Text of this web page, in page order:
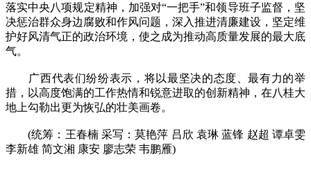
落实中央八项规定精神，加强对“一把手”和领导班子监督，坚
决惩治群众身边腐败和作风问题，深入推进清廉建设，坚定维
护好风清气正的政治环境，使之成为推动高质量发展的最大底
气。
广西代表们纷纷表示，将以最坚决的态度、最有力的举
措，以高度饱满的工作热情和锐意进取的创新精神，在八桂大
地上勾勒出更为恢弘的壮美画卷。
(统筹：王春楠 采写：莫艳萍 吕欣 袁琳 蓝锋 赵超 谭卓雯
李新雄 简文湘 康安 廖志荣 韦鹏雁)